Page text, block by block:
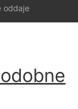
oddaje